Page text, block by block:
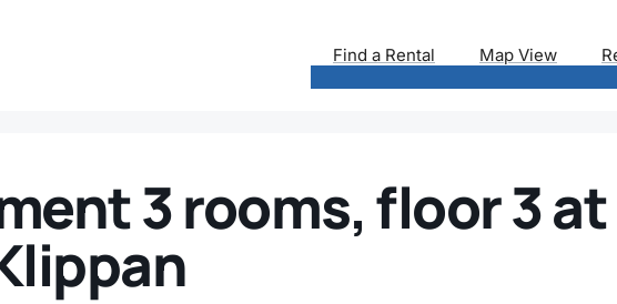
Find a Rental Map View
3 rooms, floor 3 at